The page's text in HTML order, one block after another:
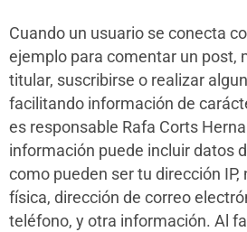
Cuando un usuario se conecta
ejemplo para comentar un post,
titular, suscribirse o realizar
facilitando información de
es responsable Rafa Corts
información puede incluir datos
como pueden ser tu dirección IP,
física, dirección de correo
teléfono, y otra información. Al